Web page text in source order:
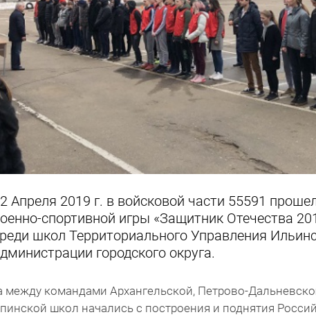
Апреля 2019 г. в войсковой части 55591
спортивной игры «Защитник Отечества
школ Территориального Управления
городского округа.
между командами Архангельской, Петрово-
школ начались с построения и поднятия